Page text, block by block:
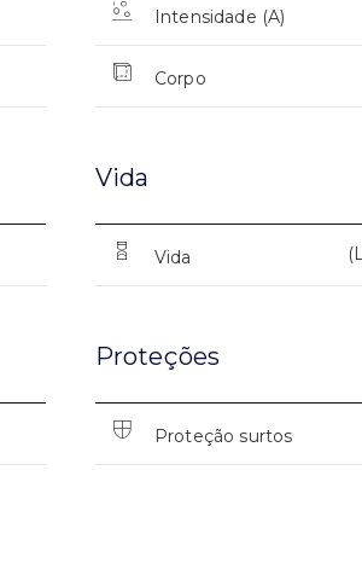
Intensidade (A)
Corpo
Vida
Vida
Proteções
Proteção surtos